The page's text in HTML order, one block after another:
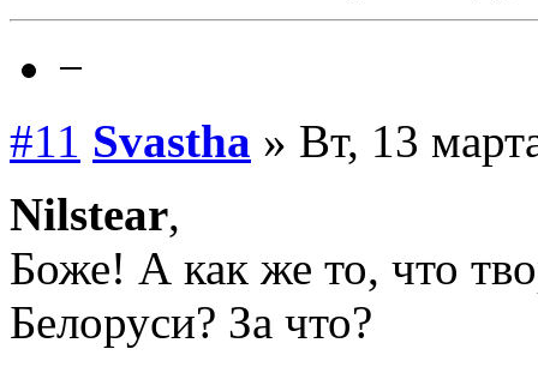
−
#11 Svastha » Вт, 13
Nilstear,
Боже! А как же то, что
Белоруси? За что?